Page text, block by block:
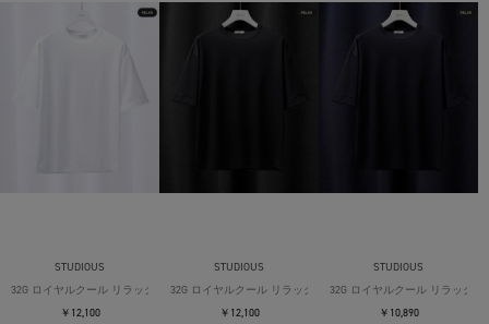
STUDIOUS
32G ロイヤルクール リラックスTシャツ
￥12,100
STUDIOUS
32G ロイヤルクール リラックスTシャツ
￥12,100
STUDIOUS
32G ロイヤルクール リラックス
￥10,890